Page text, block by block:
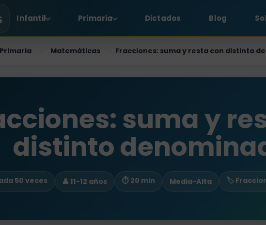
Infantil Primaria Dictados Blog
Primaria › Matemáticas › Fracciones: suma y resta con distinto
suma y
distinto
50 veces 👤 11-12 años ⏱ 20 min Media-Alta 🏷️